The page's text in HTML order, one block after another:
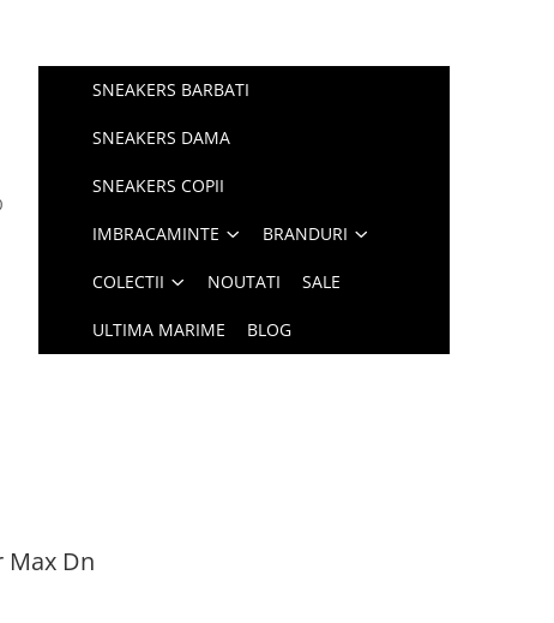
SNEAKERS BARBATI
SNEAKERS DAMA
SNEAKERS COPII
IMBRACAMINTE BRANDURI
COLECTII NOUTATI SALE
ULTIMA MARIME BLOG
Max Dn